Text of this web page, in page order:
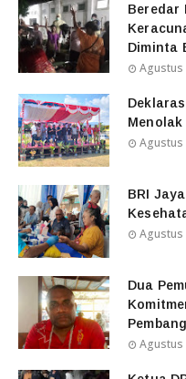
Beredar
Diminta
Agustus
Agustus
BRI
Agustus
Dua
Agustus